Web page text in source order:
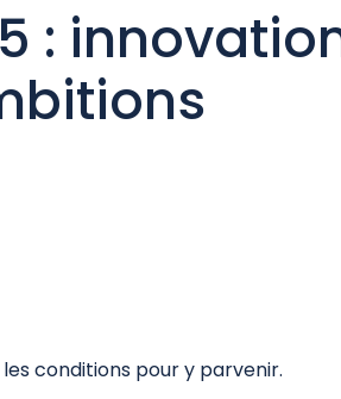
:
conditions pour y parvenir.